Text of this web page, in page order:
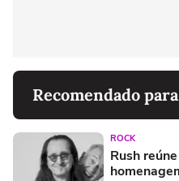
Recomendado
ROCK
Rush